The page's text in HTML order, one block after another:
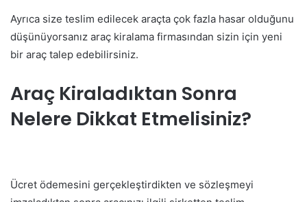
Ayrıca size teslim edilecek araçta çok fazla hasar olduğunu
düşünüyorsanız araç kiralama firmasından sizin için yeni
bir araç talep edebilirsiniz.
Araç Kiraladıktan Sonra
Nelere Dikkat Etmelisiniz?
Ücret ödemesini gerçekleştirdikten ve sözleşmeyi